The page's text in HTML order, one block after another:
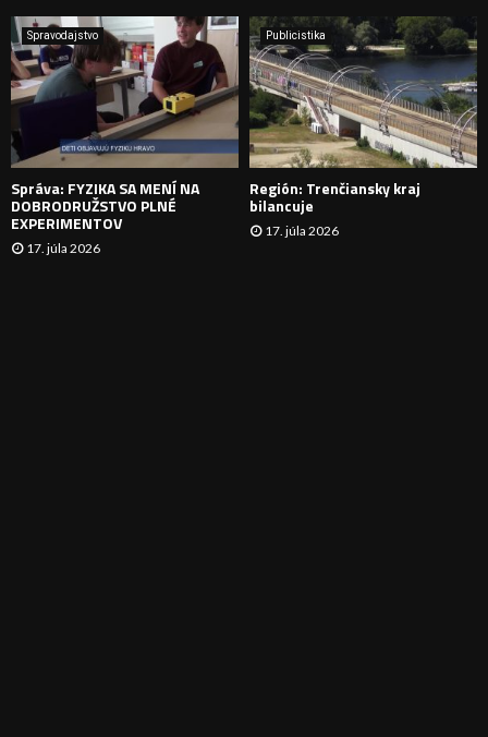
A
N
I
E
Spravodajstvo
Správa: FYZIKA SA MENÍ NA
DOBRODRUŽSTVO PLNÉ
EXPERIMENTOV
17. júla 2026
Publicistika
Región: Trenčiansky kraj
bilancuje
17. júla 2026